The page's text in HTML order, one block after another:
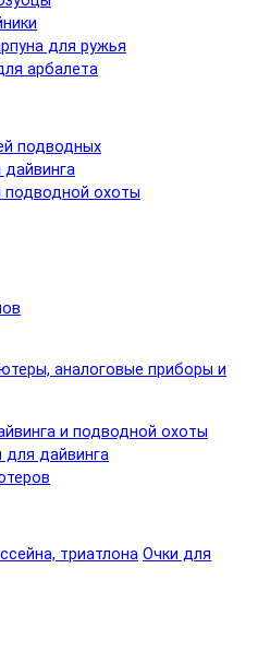
для ружья
арбалета
подводных
охоты
аналоговые приборы и
и подводной охоты
дайвинга
триатлона Очки для